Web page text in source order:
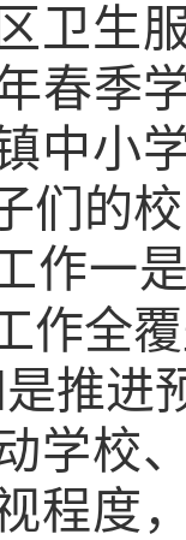
卫生
春季
中小
们的
作一
作全
推进
学校
程度